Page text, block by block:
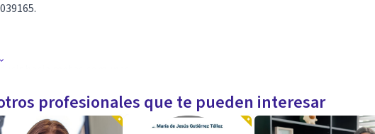
hacia metas comunes
profesionales que te pueden interesar